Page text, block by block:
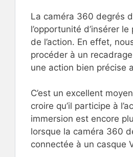
La caméra 360 degrés
l’opportunité d’insérer
de l’action. En effet,
procéder à un
une action bien précise
C’est un excellent
croire qu’il participe à
immersion est encore
lorsque la caméra 360
connectée à un casque